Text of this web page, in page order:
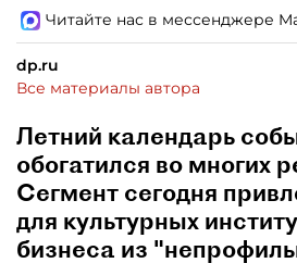
Читайте нас в мессенджере
dp.ru
Все материалы автора
Летний календарь
обогатился во многих
Сегмент сегодня
для культурных
бизнеса из